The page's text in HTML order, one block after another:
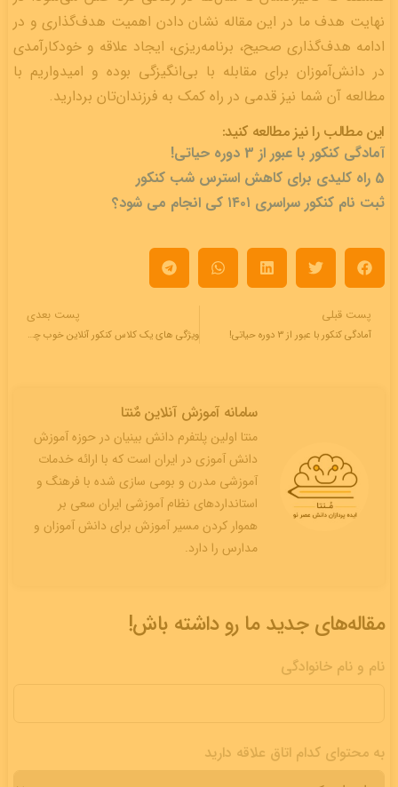
نهایت هدف ما در این مقاله نشان دادن اهمیت هدف‌گذاری و در
ادامه‌ هدف‌گذاری صحیح، برنامه‌ریزی، ایجاد علاقه و خودکارآمدی
در دانش‌آموزان برای مقابله با بی‌انگیزگی بوده و امیدواریم با
مطالعه آن شما نیز قدمی در راه کمک به فرزندان‌تان بردارید.
این مطالب را نیز مطالعه کنید:
آمادگی کنکور با عبور از 3 دوره حیاتی!
5 راه کلیدی برای کاهش استرس شب کنکور
ثبت نام کنکور سراسری ۱۴۰۱ کی انجام می شود؟
پست قبلی
آمادگی کنکور با عبور از 3 دوره حیاتی!
پست بعدی
ویژگی های یک کلاس کنکور آنلاین خوب چیست؟
سامانه آموزش آنلاین مٌنتا
منتا اولین پلتفرم دانش بینیان در حوزه آموزش
دانش آموزی در ایران است که با ارائه خدمات
آموزشی مدرن و بومی سازی شده با فرهنگ و
استانداردهای نظام آموزشی ایران سعی بر
هموار کردن مسیر آموزش برای دانش آموزان و
مدارس را دارد.
مقاله‌های جدید ما رو داشته باش!
نام و نام خانوادگی
به محتوای کدام اتاق علاقه دارید